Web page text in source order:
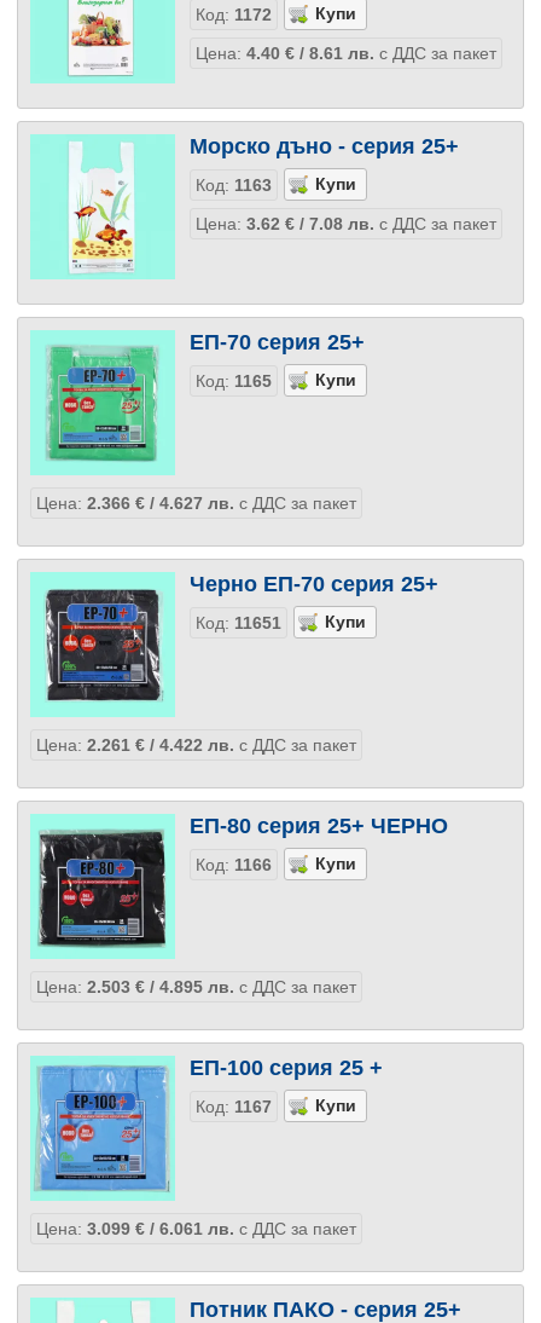
Код: 1172
Цена: 4.40 €/ 8.61 лв. с ДДС за пакет
Морско дъно - серия 25+
Код: 1163
Цена: 3.62 €/ 7.08 лв. с ДДС за пакет
ЕП-70 серия 25+
Код: 1165
Цена: 2.366 €/ 4.627 лв. с ДДС за пакет
Черно ЕП-70 серия 25+
Код: 11651
Цена: 2.261 €/ 4.422 лв. с ДДС за пакет
ЕП-80 серия 25+ ЧЕРНО
Код: 1166
Цена: 2.503 €/ 4.895 лв. с ДДС за пакет
ЕП-100 серия 25 +
Код: 1167
Цена: 3.099 €/ 6.061 лв. с ДДС за пакет
Потник ПАКО - серия 25+